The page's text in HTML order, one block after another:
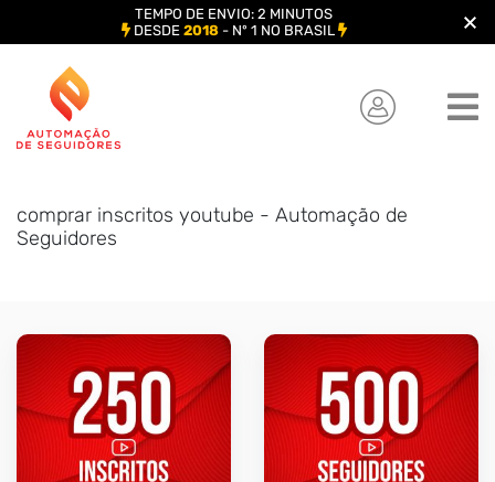
content
comprar inscritos youtube - Automação de
Seguidores
TEMPO DE ENVIO: 2 MINUTOS
DESDE 2018- Nº 1 NO BRASIL